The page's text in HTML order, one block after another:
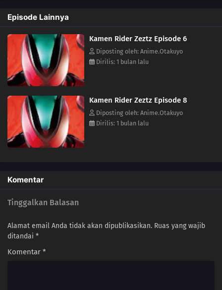
Episode Lainnya
Kamen Rider Zeztz Episode 6
Diposting oleh: Anime.Otakuyo
Dirilis: 1 bulan lalu
Kamen Rider Zeztz Episode 8
Diposting oleh: Anime.Otakuyo
Dirilis: 1 bulan lalu
Komentar
Tinggalkan Balasan
Alamat email Anda tidak akan dipublikasikan. Ruas yang wajib
ditandai *
Komentar *